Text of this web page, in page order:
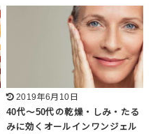
2019年6月10日
40代～50代の乾燥・しみ・たる
みに効くオールインワンジェル